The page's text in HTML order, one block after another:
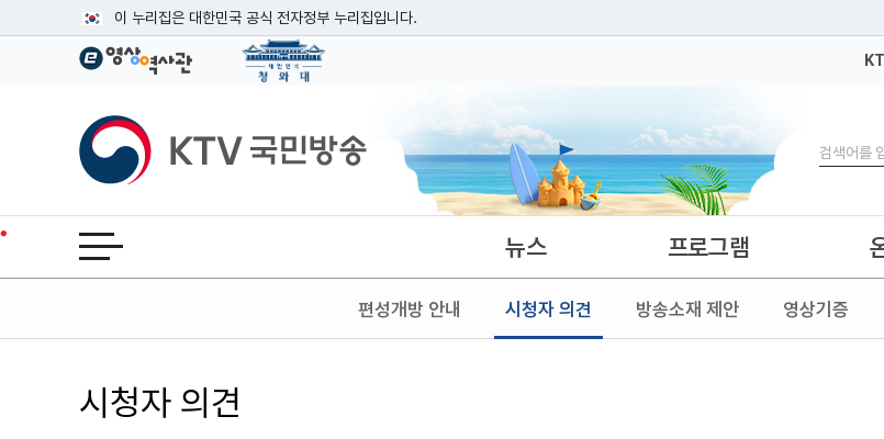
이 누리집은 대한민국 공식 전자정부 누리집입니다.
공식 누리집 주소 확인하기
이밖에 or.kr 또는 .kr등 다른 도메인 주소를 사용하고 있다면 아래 URL에서 도메인 주소를 확인해 보세요
운영중인 공식 누리집보기
KTV국민방송
검색
전체메뉴 열기 뉴스 프로그램
편성개방 안내 시청자 의견 방송소재 제안 영상기증
시청자 의견